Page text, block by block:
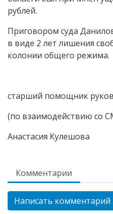
рублей.
Приговором суда
в виде 2 лет лишения
колонии общего режима.
старший помощник
(по взаимодействию со
Анастасия Кулешова
Комментарии
Написать комментарий